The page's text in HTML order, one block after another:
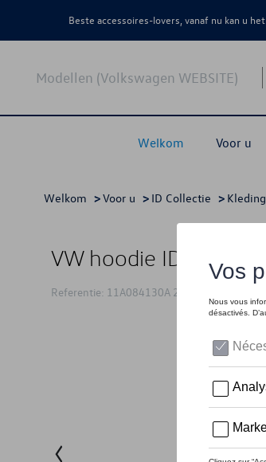
Beste accessoires-lovers, vanaf nu kan u
Modellen (Volkswagen WEBSITE)
Welkom Voor u
Welkom >Voor u > ID Collectie > Kleding
VW hoodie ID logo,
Referentie: 11A084130A 287